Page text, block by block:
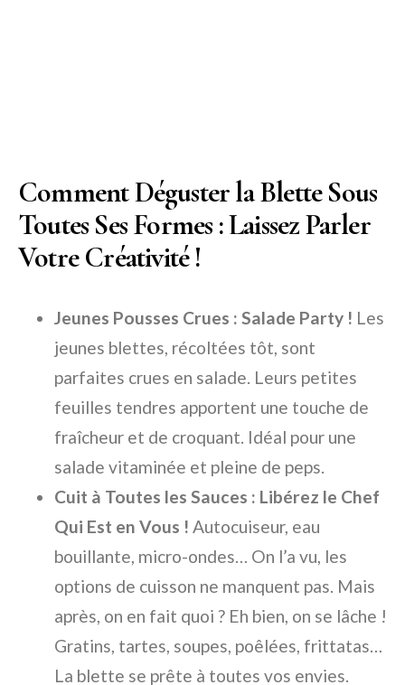
Comment Déguster la Blette Sous
Toutes Ses Formes : Laissez Parler
Votre Créativité !
Jeunes Pousses Crues : Salade Party ! Les
jeunes blettes, récoltées tôt, sont
parfaites crues en salade. Leurs petites
feuilles tendres apportent une touche de
fraîcheur et de croquant. Idéal pour une
salade vitaminée et pleine de peps.
Cuit à Toutes les Sauces : Libérez le Chef
Qui Est en Vous ! Autocuiseur, eau
bouillante, micro-ondes… On l’a vu, les
options de cuisson ne manquent pas. Mais
après, on en fait quoi ? Eh bien, on se lâche !
Gratins, tartes, soupes, poêlées, frittatas…
La blette se prête à toutes vos envies.